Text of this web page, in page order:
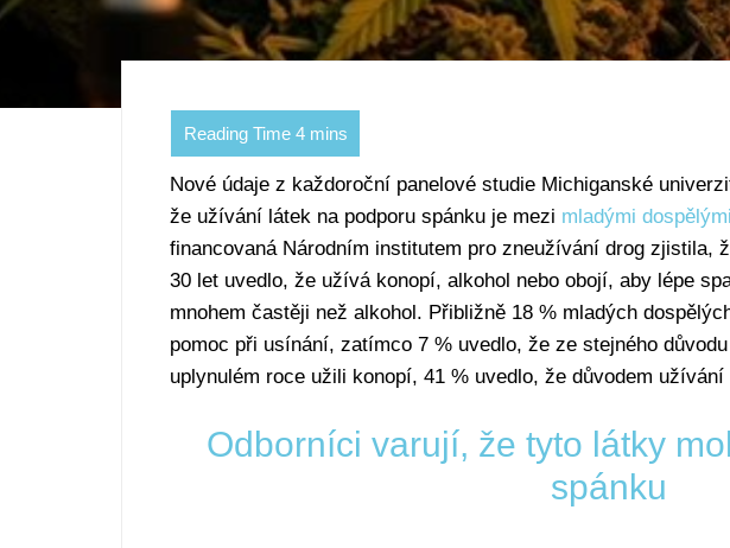
Nové údaje z každoroční panelové studie Michiganské
že užívání látek na podporu spánku je mezi mladými dospělými
financovaná Národním institutem pro zneužívání drog zjistila,
30 let uvedlo, že užívá konopí, alkohol nebo obojí, aby lépe
mnohem častěji než alkohol. Přibližně 18 % mladých
pomoc při usínání, zatímco 7 % uvedlo, že ze stejného
uplynulém roce užili konopí, 41 % uvedlo, že důvodem
Odborníci varují, že tyto látky
spánku